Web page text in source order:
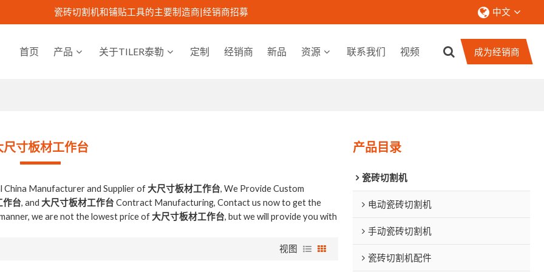
瓷砖切割机和铺贴工具的主要制造商|经销商招募 中文
首页 产品 关于TILER泰勒 定制 经销商 新品 资源 联系我们 视频 成为经销商
尺寸板材工作台
China Manufacturer and Supplier of 大尺寸板材工作台, We Provide Custom
作台, and 大尺寸板材工作台 Contract Manufacturing, Contact us now to get the
we are not the lowest price of 大尺寸板材工作台, but we will provide you with
视图
产品目录
瓷砖切割机
电动瓷砖切割机
手动瓷砖切割机
瓷砖切割机配件